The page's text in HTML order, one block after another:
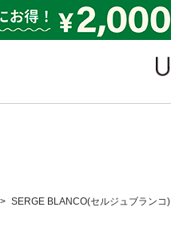
SERGE BLANCO(セルジュブランコ)